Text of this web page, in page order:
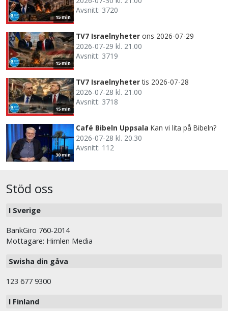
15 min
Avsnitt: 3720
15 min
TV7 Israelnyheter ons 2026-07-29
2026-07-29 kl. 21.00
Avsnitt: 3719
15 min
TV7 Israelnyheter tis 2026-07-28
2026-07-28 kl. 21.00
Avsnitt: 3718
30 min
Café Bibeln Uppsala Kan vi lita på Bibeln?
2026-07-28 kl. 20.30
Avsnitt: 112
Stöd oss
I Sverige
BankGiro 760-2014
Mottagare: Himlen Media
Swisha din gåva
123 677 9300
I Finland